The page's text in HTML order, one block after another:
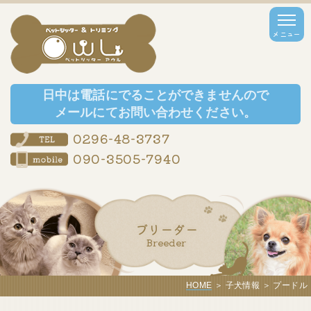
日中は電話にでることができませんので
メールにてお問い合わせください。
0296-48-3737
090-3505-7940
ブリーダー
Breeder
HOME ＞ 子犬情報 ＞ プードル